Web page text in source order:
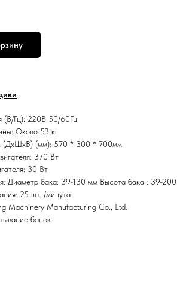
(В/Гц): 220В 50/60Гц
Около 53 кг
(ДхШхВ) (мм): 570 * 300 * 700мм
370 Вт
30 Вт
Диаметр бака: 39-130 мм Высота бака : 39-
25 шт. /минута
Machinery Manufacturing Co., Ltd.
банок